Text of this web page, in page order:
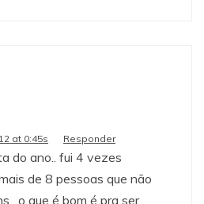
at 0:45s Responder
do ano.. fui 4 vezes
de 8 pessoas que não
. o que é bom é pra ser